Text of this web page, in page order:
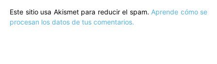
Este sitio usa Akismet para reducir el spam. Aprende cómo se
procesan los datos de tus comentarios.